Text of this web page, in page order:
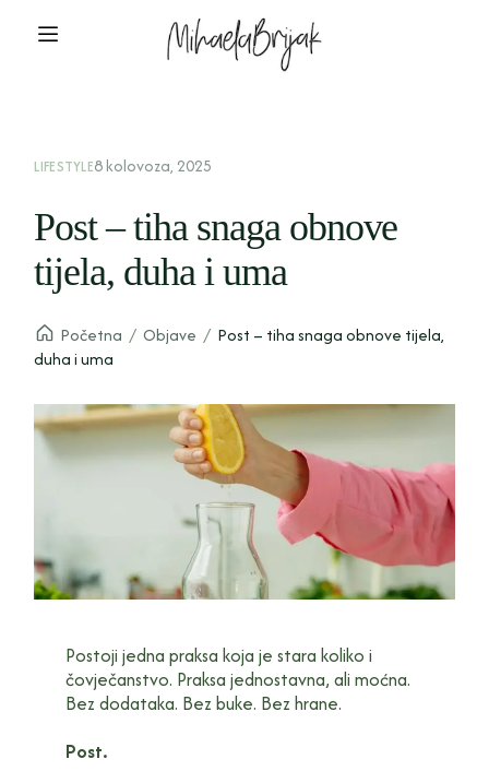
LIFESTYLE8 kolovoza, 2025
Post – tiha snaga obnove
tijela, duha i uma
Početna / Objave / Post – tiha snaga obnove tijela,
duha i uma
Postoji jedna praksa koja je stara koliko i
čovječanstvo. Praksa jednostavna, ali moćna.
Bez dodataka. Bez buke. Bez hrane.
Post.